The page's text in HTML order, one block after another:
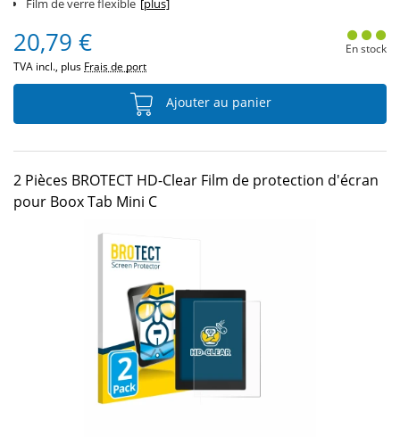
Film de verre flexible [plus]
20,79 €
TVA incl., plus Frais de port
En stock
Ajouter au panier
2 Pièces BROTECT HD-Clear Film de protection d'écran
pour Boox Tab Mini C